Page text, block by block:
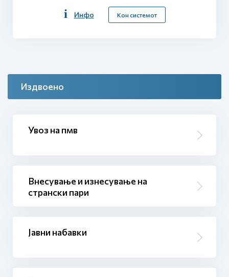
Инфо Кон системот
Издвоено
Увоз на пмв
Внесување и изнесување на
странски пари
Јавни набавки